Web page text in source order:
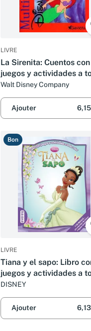
LIVRE
La Sirenita: Cuentos con
juegos y actividades a
color (Multieducativos
Disney)
Walt Disney Company
Ajouter
Bon
LIVRE
Tiana y el sapo: Libro
juegos y actividades a
color
DISNEY
Ajouter